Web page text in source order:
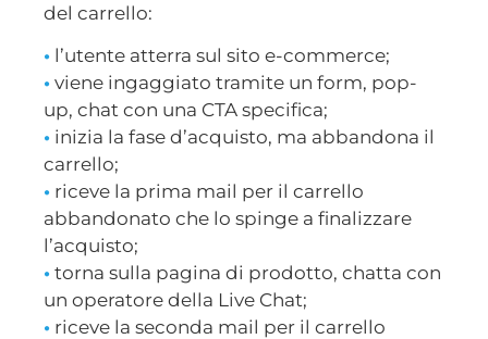
del carrello:
• l’utente atterra sul sito e-commerce;
• viene ingaggiato tramite un form, pop-
up, chat con una CTA specifica;
• inizia la fase d’acquisto, ma abbandona il
carrello;
• riceve la prima mail per il carrello
abbandonato che lo spinge a finalizzare
l’acquisto;
• torna sulla pagina di prodotto, chatta con
un operatore della Live Chat;
• riceve la seconda mail per il carrello